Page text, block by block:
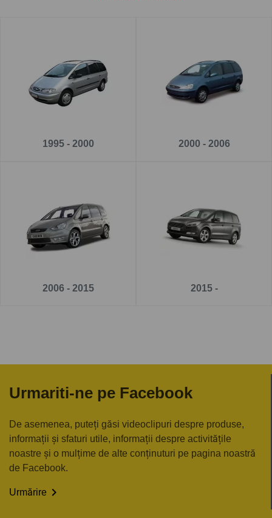
www.carlig.roveți găs cârlige remorcare de calitate și
de încredere pentru FORD GALAXY VAN . Toate cârligele
de remorcare au un tratament special de suprafață
anticorozivă și sunt cu
o garanție de 5 ani.
alege instalația electrică în funcție de ceea ce ați dori să
1995 - 2000 2000 - 2006
2006 - 2015 2015 -
Urmariti-ne pe Facebook
De asemenea, puteți găsi videoclipuri despre produse,
informații și sfaturi utile, informații despre activitățile
noastre și o mulțime de alte conținuturi pe pagina noastră
de Facebook.
Urmărire 